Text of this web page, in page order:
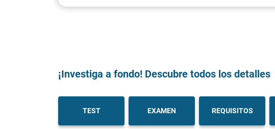
¡Investiga a fondo! Descubre todos los detalles
TEST EXAMEN REQUISITOS